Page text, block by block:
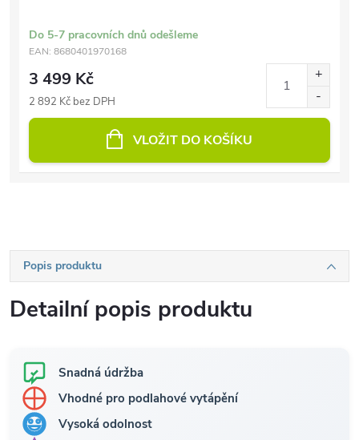
Do 5-7 pracovních dnů odešleme
EAN: 8680401970168
3 499 Kč
2 892 Kč bez DPH
VLOŽIT DO KOŠÍKU
Popis produktu
Detailní popis produktu
Snadná údržba
Vhodné pro podlahové vytápění
Vysoká odolnost